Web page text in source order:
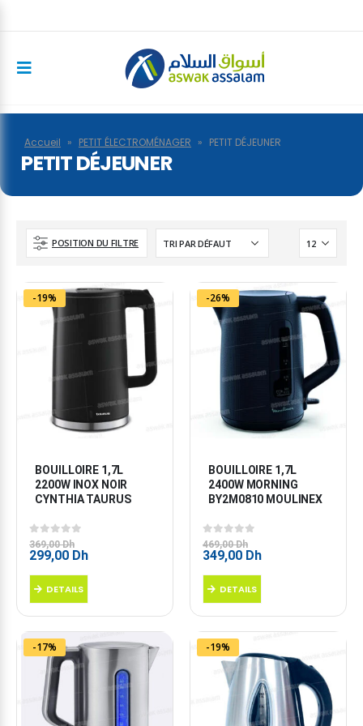
Accueil » PETIT ÉLECTROMÉNAGER » PETIT DÉJEUNER
PETIT DÉJEUNER
POSITION DU FILTRE
-19%
BOUILLOIRE 1,7L
2200W INOX NOIR
CYNTHIA TAURUS
0sur 5
369,00Dh
Le
initial
était :
369,00 Dh.
299,00 DhLe
DETAILS
-26%
BOUILLOIRE 1,7L
2400W MORNING
BY2M0810 MOULINEX
0sur 5
469,00Dh
Le
initial
était :
469,00 Dh.
349,00 DhLe
DETAILS
-17% -19%